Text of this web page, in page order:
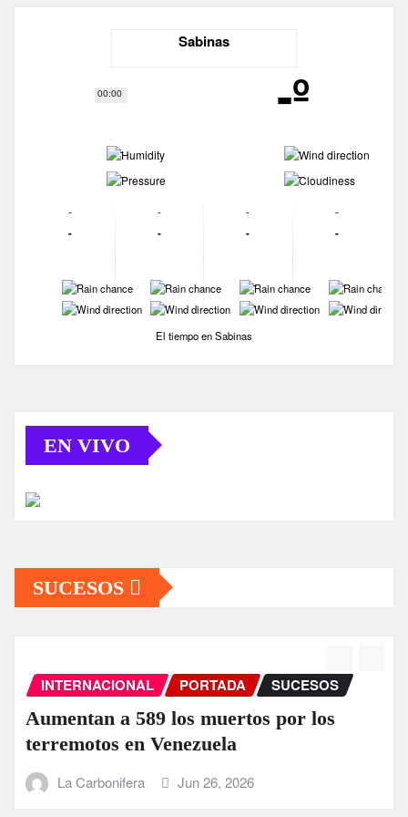
00:00
Sabinas
-º
-
-
-
-
-
-
-
-
-
-
-
-
-
-
-
-
-
-
-
-
El tiempo en Sabinas
EN VIVO
SUCESOS
INTERNACIONAL PORTADA SUCESOS
Aumentan a 589 los muertos por los
terremotos en Venezuela
La Carbonifera Jun 26, 2026